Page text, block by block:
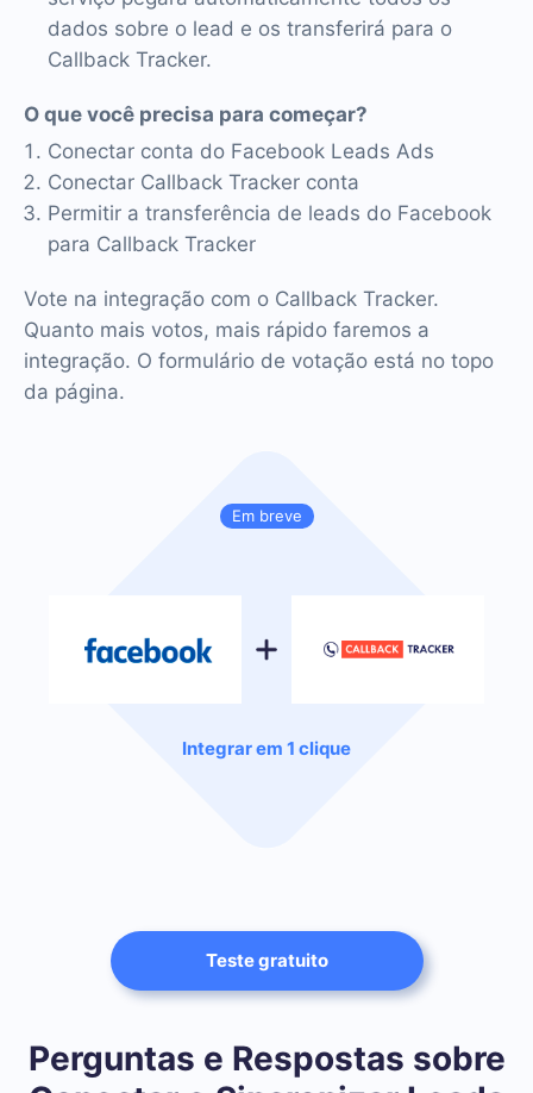
Em breve
Integrar em 1 clique
dados sobre o lead e os transferirá para o
Callback Tracker.
O que você precisa para começar?
Conectar conta do Facebook Leads Ads
Conectar Callback Tracker conta
Permitir a transferência de leads do Facebook
para Callback Tracker
Vote na integração com o Callback Tracker.
Quanto mais votos, mais rápido faremos a
integração. O formulário de votação está no topo
da página.
Teste gratuito
Perguntas e Respostas sobre